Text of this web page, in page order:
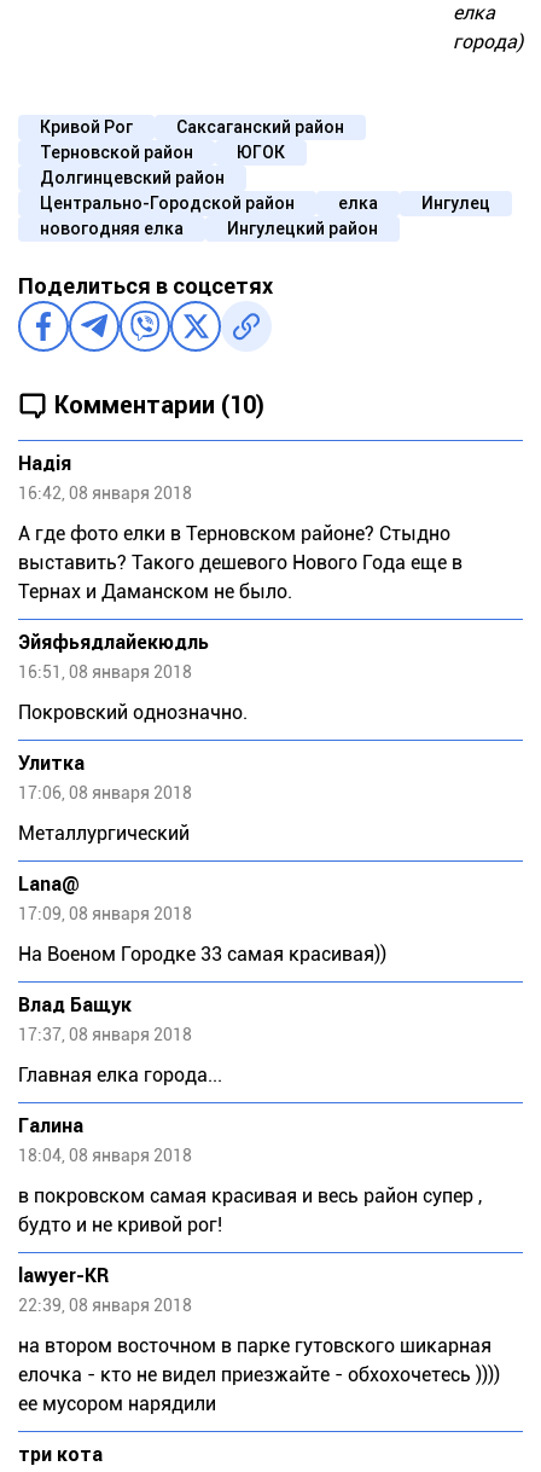
елка
города)
Кривой Рог
Саксаганский район
Терновской район
ЮГОК
Долгинцевский район
Центрально-Городской район
елка
Ингулец
новогодняя елка
Ингулецкий район
Поделиться в соцсетях
Комментарии (10)
Надія
16:42, 08 января 2018
А где фото елки в Терновском районе? Стыдно
выставить? Такого дешевого Нового Года еще в
Тернах и Даманском не было.
Эйяфьядлайекюдль
16:51, 08 января 2018
Покровский однозначно.
Улитка
17:06, 08 января 2018
Металлургический
Lana@
17:09, 08 января 2018
На Военом Городке 33 самая красивая))
Влад Бащук
17:37, 08 января 2018
Главная елка города...
Галина
18:04, 08 января 2018
в покровском самая красивая и весь район супер ,
будто и не кривой рог!
lawyer-KR
22:39, 08 января 2018
на втором восточном в парке гутовского шикарная
елочка - кто не видел приезжайте - обхохочетесь ))))
ее мусором нарядили
три кота